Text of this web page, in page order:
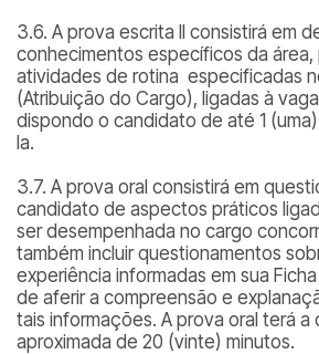
3.6. A prova escrita II consistirá em
conhecimentos específicos da
atividades de rotina especificadas
(Atribuição do Cargo), ligadas à
dispondo o candidato de até 1
la.
3.7. A prova oral consistirá em
candidato de aspectos práticos
ser desempenhada no cargo
também incluir questionamentos
experiência informadas em sua
de aferir a compreensão e
tais informações. A prova oral terá a
aproximada de 20 (vinte) minutos.